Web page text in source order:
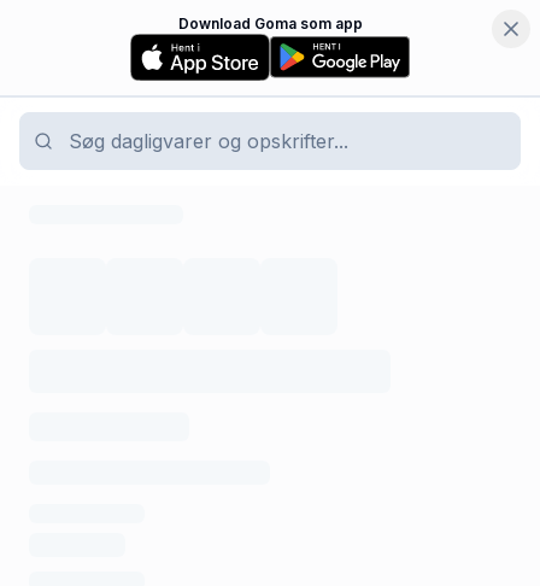
Download Goma som app